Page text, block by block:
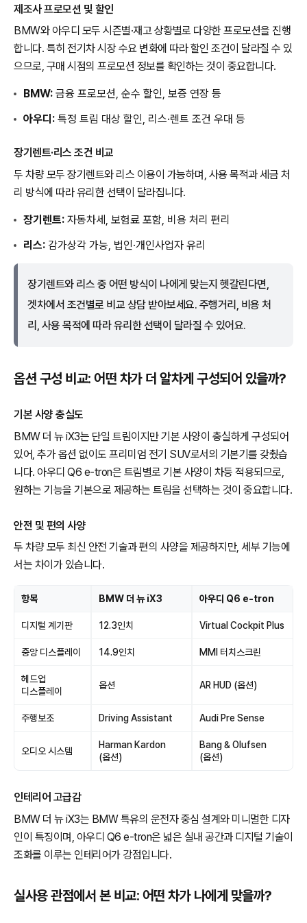
제조사 프로모션 및 할인
BMW와 아우디 모두 시즌별·재고 상황별로 다양한 프로모션을 진행
합니다. 특히 전기차 시장 수요 변화에 따라 할인 조건이 달라질 수 있
으므로, 구매 시점의 프로모션 정보를 확인하는 것이 중요합니다.
BMW: 금융 프로모션, 순수 할인, 보증 연장 등
아우디: 특정 트림 대상 할인, 리스·렌트 조건 우대 등
장기렌트·리스 조건 비교
두 차량 모두 장기렌트와 리스 이용이 가능하며, 사용 목적과 세금 처
리 방식에 따라 유리한 선택이 달라집니다.
장기렌트: 자동차세, 보험료 포함, 비용 처리 편리
리스: 감가상각 가능, 법인·개인사업자 유리
장기렌트와 리스 중 어떤 방식이 나에게 맞는지 헷갈린다면,
겟차에서 조건별로 비교 상담 받아보세요. 주행거리, 비용 처
리, 사용 목적에 따라 유리한 선택이 달라질 수 있어요.
옵션 구성 비교: 어떤 차가 더 알차게 구성되어 있을까?
기본 사양 충실도
BMW 더 뉴 iX3는 단일 트림이지만 기본 사양이 충실하게 구성되어
있어, 추가 옵션 없이도 프리미엄 전기 SUV로서의 기본기를 갖췄습
니다. 아우디 Q6 e-tron은 트림별로 기본 사양이 차등 적용되므로,
원하는 기능을 기본으로 제공하는 트림을 선택하는 것이 중요합니다.
안전 및 편의 사양
두 차량 모두 최신 안전 기술과 편의 사양을 제공하지만, 세부 기능에
서는 차이가 있습니다.
항목 BMW 더 뉴 iX3 아우디 Q6 e-tron
디지털 계기판 12.3인치 Virtual Cockpit Plus
중앙 디스플레이 14.9인치 MMI 터치스크린
헤드업
디스플레이
옵션 AR HUD (옵션)
주행보조 Driving Assistant Audi Pre Sense
오디오 시스템
Harman Kardon
(옵션)
Bang & Olufsen
(옵션)
인테리어 고급감
BMW 더 뉴 iX3는 BMW 특유의 운전자 중심 설계와 미니멀한 디자
인이 특징이며, 아우디 Q6 e-tron은 넓은 실내 공간과 디지털 기술이
조화를 이루는 인테리어가 강점입니다.
실사용 관점에서 본 비교: 어떤 차가 나에게 맞을까?